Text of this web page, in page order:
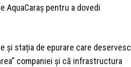
pentru a dovedi
și stația de epurare care deservesc
companiei și că infrastructura